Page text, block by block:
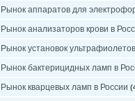
Рынок аппаратов для
Рынок анализаторов крови в
Рынок установок
Рынок бактерицидных ламп в
Рынок кварцевых ламп в России